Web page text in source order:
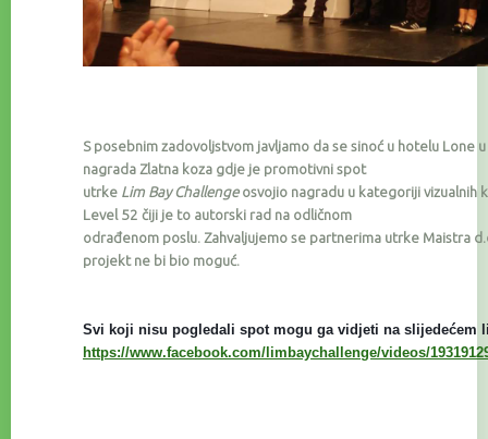
S posebnim zadovoljstvom javljamo da se sinoć u hotelu Lone
nagrada Zlatna koza gdje je promotivni spot
utrke Lim Bay Challenge osvojio nagradu u kategoriji vizualnih
Level 52 čiji je to autorski rad na odličnom
odrađenom poslu. Zahvaljujemo se partnerima utrke Maistra
projekt ne bi bio moguć.
Svi koji nisu pogledali spot mogu ga vidjeti na slijedećem
https://www.facebook.com/limbaychallenge/videos/